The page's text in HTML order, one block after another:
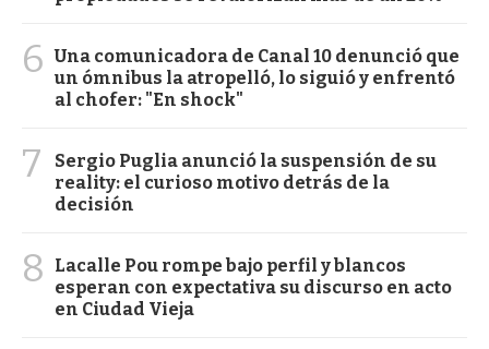
6 Una comunicadora de Canal 10 denunció que
un ómnibus la atropelló, lo siguió y enfrentó
al chofer: "En shock"
7
Sergio Puglia anunció la suspensión de su
reality: el curioso motivo detrás de la
decisión
8
Lacalle Pou rompe bajo perfil y blancos
esperan con expectativa su discurso en acto
en Ciudad Vieja